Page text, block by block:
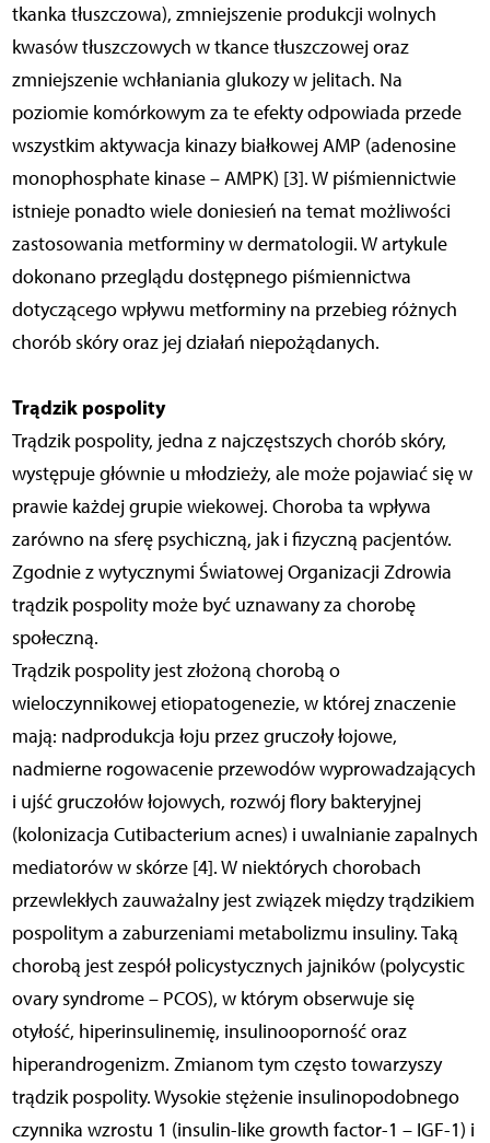
tkanka tłuszczowa), zmniejszenie produkcji wolnych
kwasów tłuszczowych w tkance tłuszczowej oraz
zmniejszenie wchłaniania glukozy w jelitach. Na
poziomie komórkowym za te efekty odpowiada przede
wszystkim aktywacja kinazy białkowej AMP (adenosine
monophosphate kinase – AMPK) [3]. W piśmiennictwie
istnieje ponadto wiele doniesień na temat możliwości
zastosowania metforminy w dermatologii. W artykule
dokonano przeglądu dostępnego piśmiennictwa
dotyczącego wpływu metforminy na przebieg różnych
chorób skóry oraz jej działań niepożądanych.
Trądzik pospolity
Trądzik pospolity, jedna z najczęstszych chorób skóry,
występuje głównie u młodzieży, ale może pojawiać się w
prawie każdej grupie wiekowej. Choroba ta wpływa
zarówno na sferę psychiczną, jak i fizyczną pacjentów.
Zgodnie z wytycznymi Światowej Organizacji Zdrowia
trądzik pospolity może być uznawany za chorobę
społeczną.
Trądzik pospolity jest złożoną chorobą o
wieloczynnikowej etiopatogenezie, w której znaczenie
mają: nadprodukcja łoju przez gruczoły łojowe,
nadmierne rogowacenie przewodów wyprowadzających
i ujść gruczołów łojowych, rozwój flory bakteryjnej
(kolonizacja Cutibacterium acnes) i uwalnianie zapalnych
mediatorów w skórze [4]. W niektórych chorobach
przewlekłych zauważalny jest związek między trądzikiem
pospolitym a zaburzeniami metabolizmu insuliny. Taką
chorobą jest zespół policystycznych jajników (polycystic
ovary syndrome – PCOS), w którym obserwuje się
otyłość, hiperinsulinemię, insulinooporność oraz
hiperandrogenizm. Zmianom tym często towarzyszy
trądzik pospolity. Wysokie stężenie insulinopodobnego
czynnika wzrostu 1 (insulin-like growth factor-1 – IGF-1) i